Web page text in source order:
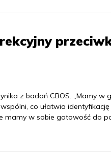
z badań CBOS. „Mamy w
co ułatwia identyfikację
mamy w sobie gotowość do